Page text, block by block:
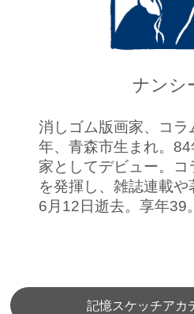
ナンシ
消しゴム版画家、コ
年、青森市生まれ。
家としてデビュー。
を発揮し、雑誌連載
6月12日逝去。享年39。
記憶スケッチアカ